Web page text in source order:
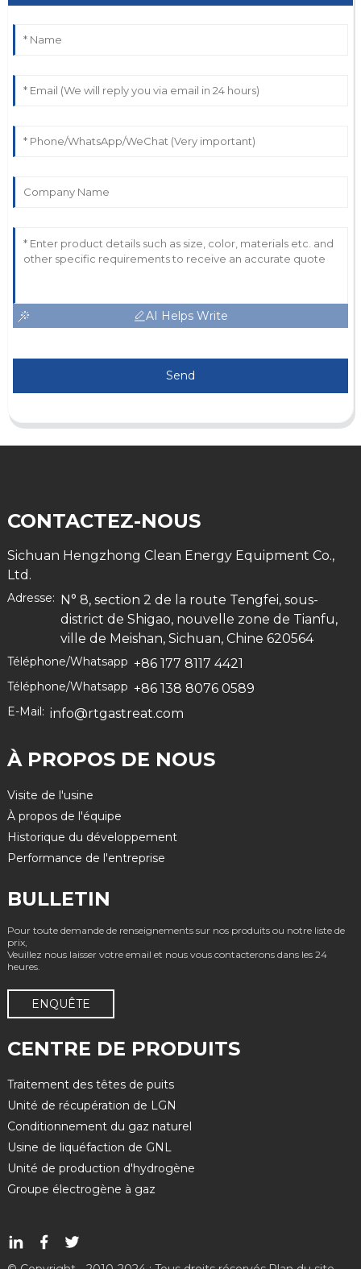
AI Helps Write
Send
CONTACTEZ-NOUS
Sichuan Hengzhong Clean Energy Equipment Co.,
Ltd.
Adresse: N° 8, section 2 de la route Tengfei, sous-
district de Shigao, nouvelle zone de Tianfu,
ville de Meishan, Sichuan, Chine 620564
Téléphone/Whatsapp +86 177 8117 4421
Téléphone/Whatsapp +86 138 8076 0589
E-Mail: info@rtgastreat.com
À PROPOS DE NOUS
Visite de l'usine
À propos de l'équipe
Historique du développement
Performance de l'entreprise
BULLETIN
Pour toute demande de renseignements sur nos produits ou notre liste de
prix,
Veuillez nous laisser votre email et nous vous contacterons dans les 24
heures.
ENQUÊTE
CENTRE DE PRODUITS
Traitement des têtes de puits
Unité de récupération de LGN
Conditionnement du gaz naturel
Usine de liquéfaction de GNL
Unité de production d'hydrogène
Groupe électrogène à gaz